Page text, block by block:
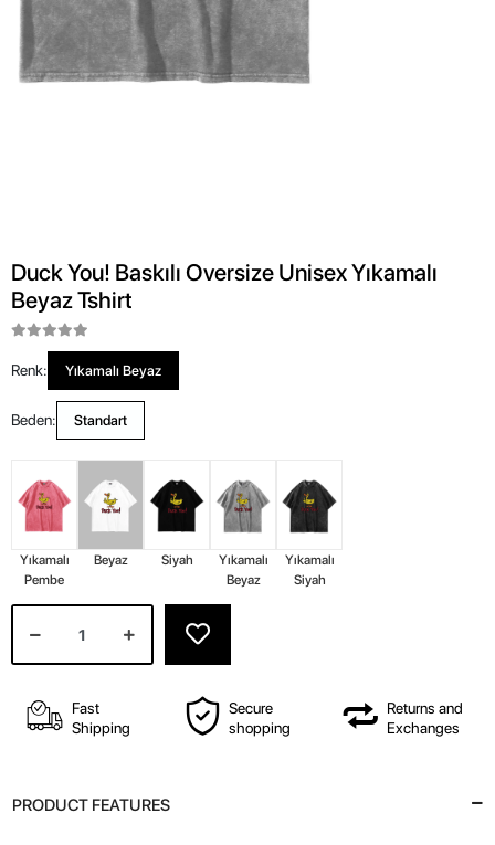
Duck You! Baskılı Oversize Unisex Yıkamalı
Beyaz Tshirt
Renk: Yıkamalı Beyaz
Beden: Standart
Yıkamalı
Pembe
Beyaz Siyah
Yıkamalı
Beyaz
Yıkamalı
Siyah
Fast
Shipping
Secure
shopping
Returns and
Exchanges
PRODUCT FEATURES